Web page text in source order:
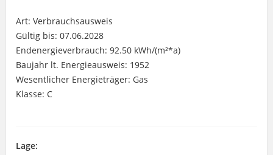
Art: Verbrauchsausweis
Gültig bis: 07.06.2028
Endenergieverbrauch: 92.50 kWh/(m²*a)
Baujahr lt. Energieausweis: 1952
Wesentlicher Energieträger: Gas
Klasse: C
Lage: